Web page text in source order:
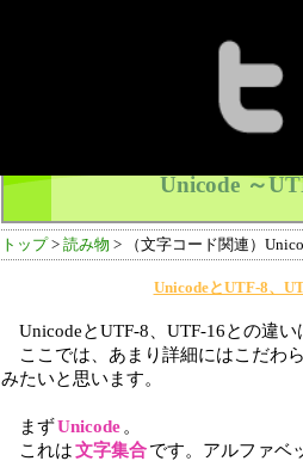
Unicode ～
トップ> 読み物 > （文字コード関連）
UnicodeとUTF-8、
UnicodeとUTF-8、UTF-16との違
ここでは、あまり詳細にはこだわ
みたいと思います。
まずUnicode 。
これは文字集合です。アルファベ